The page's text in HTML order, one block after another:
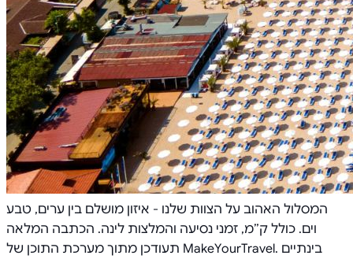
המסלול האהוב על הצוות שלנו - איזון מושלם בין ערים, טבע
וים. כולל ק״מ, זמני נסיעה והמלצות לינה. הכתבה המלאה
תעודכן מתוך מערכת התוכן של MakeYourTravel. בינתיים